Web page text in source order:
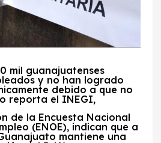
mil guanajuatenses
y no han logrado
debido a que no
reporta el INEGI,
de la Encuesta Nacional
(ENOE), indican que a
mantiene una